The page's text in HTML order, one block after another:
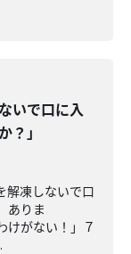
いで口に入
？」
解凍しないで口
ありま
ない！」７